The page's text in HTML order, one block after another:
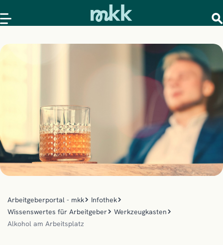
Arbeitgeberportal - mkk
Infothek
Wissenswertes für Arbeitgeber
Werkzeugkasten
Alkohol am Arbeitsplatz